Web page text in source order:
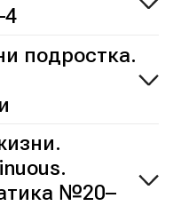
подростка.
№20–